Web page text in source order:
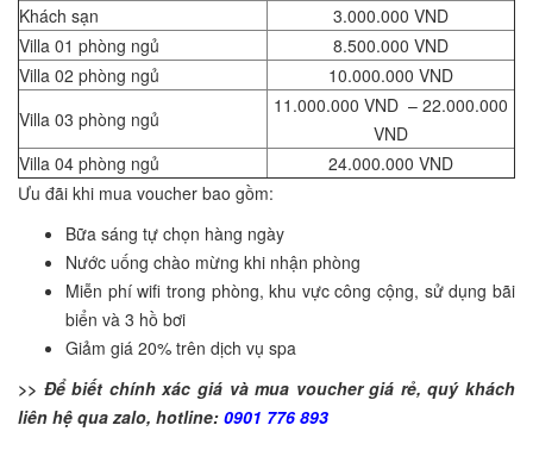
Khách sạn
3.000.000 VND
Villa 01 phòng ngủ
8.500.000 VND
Villa 02 phòng ngủ
10.000.000 VND
Villa 03 phòng ngủ
11.000.000 VND – 22.000.000
VND
Villa 04 phòng ngủ
24.000.000 VND
Ưu đãi khi mua voucher bao gồm:
Bữa sáng tự chọn hàng ngày
Nước uống chào mừng khi nhận phòng
Miễn phí wifi trong phòng, khu vực công cộng, sử dụng bãi
biển và 3 hồ bơi
Giảm giá 20% trên dịch vụ spa
>> Để biết chính xác giá và mua voucher giá rẻ, quý khách
liên hệ qua zalo, hotline: 0901 776 893